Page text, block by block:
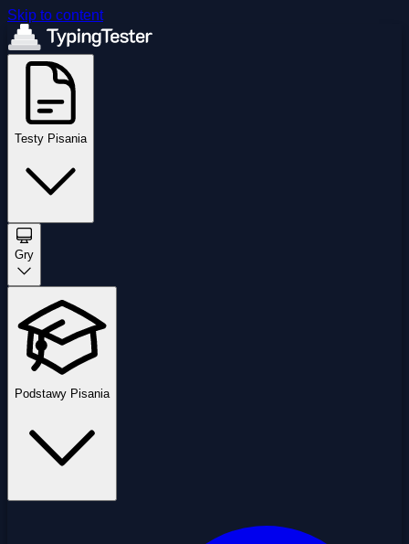
Skip to content
Testy Pisania
Gry
Podstawy Pisania